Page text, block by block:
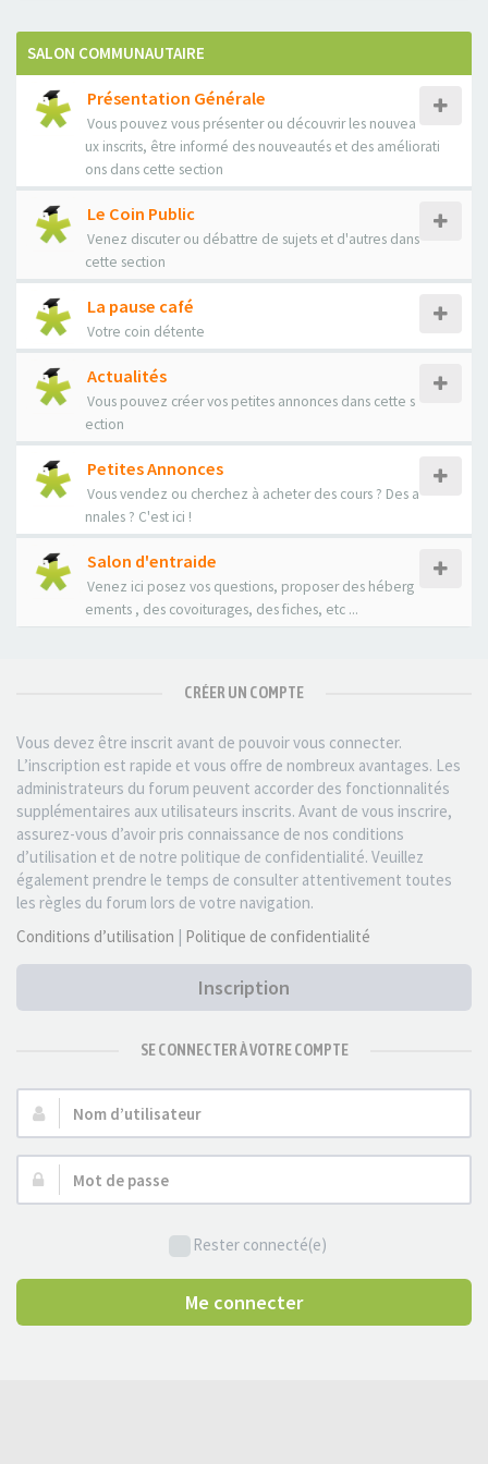
SALON COMMUNAUTAIRE
Présentation Générale
Vous pouvez vous présenter ou découvrir les nouvea
ux inscrits, être informé des nouveautés et des améliorati
ons dans cette section
Le Coin Public
Venez discuter ou débattre de sujets et d'autres dans
cette section
La pause café
Votre coin détente
Actualités
Vous pouvez créer vos petites annonces dans cette s
ection
Petites Annonces
Vous vendez ou cherchez à acheter des cours ? Des a
nnales ? C'est ici !
Salon d'entraide
Venez ici posez vos questions, proposer des héberg
ements , des covoiturages, des fiches, etc ...
CRÉER UN COMPTE
Vous devez être inscrit avant de pouvoir vous connecter.
L’inscription est rapide et vous offre de nombreux avantages. Les
administrateurs du forum peuvent accorder des fonctionnalités
supplémentaires aux utilisateurs inscrits. Avant de vous inscrire,
assurez-vous d’avoir pris connaissance de nos conditions
d’utilisation et de notre politique de confidentialité. Veuillez
également prendre le temps de consulter attentivement toutes
les règles du forum lors de votre navigation.
Conditions d’utilisation | Politique de confidentialité
Inscription
SE CONNECTER À VOTRE COMPTE
Nom
d’utilisateur :
Mot
de
Rester connecté(e)
Me connecter